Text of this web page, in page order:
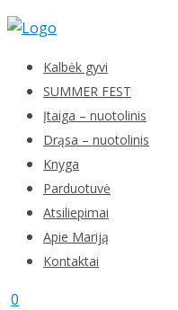
Skip
contentKalbėk gyvi
SUMMER FEST
Įtaiga – nuotolinis
Drąsa – nuotolinis
Knyga
Parduotuvė
Atsiliepimai
Apie Mariją
Kontaktai
0